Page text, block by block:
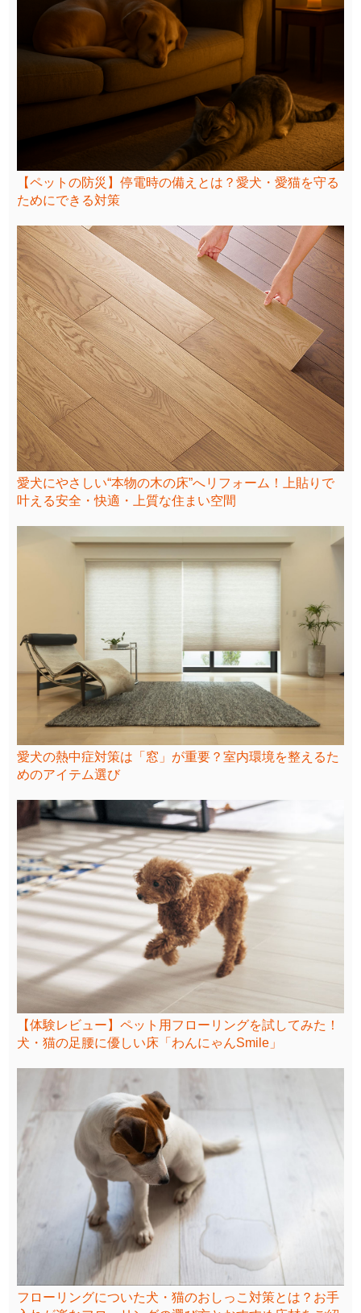
【ペットの防災】停電時の備えとは？愛犬・愛猫を守る
ためにできる対策
愛犬にやさしい“本物の木の床”へリフォーム！上貼りで
叶える安全・快適・上質な住まい空間
愛犬の熱中症対策は「窓」が重要？室内環境を整えるた
めのアイテム選び
【体験レビュー】ペット用フローリングを試してみた！
犬・猫の足腰に優しい床「わんにゃんSmile」
フローリングについた犬・猫のおしっこ対策とは？お手